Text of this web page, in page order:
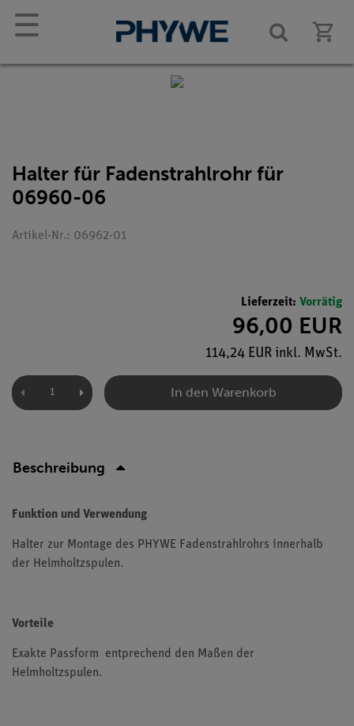
☰
Halter für Fadenstrahlrohr für
06960-06
Artikel-Nr.: 06962-01
Lieferzeit: Vorrätig
96,00 EUR
114,24 EUR inkl. MwSt.
In den Warenkorb
Beschreibung
Funktion und Verwendung
Halter zur Montage des PHYWE Fadenstrahlrohrs innerhalb
der Helmholtzspulen.
Vorteile
Exakte Passform entprechend den Maßen der
Helmholtzspulen.